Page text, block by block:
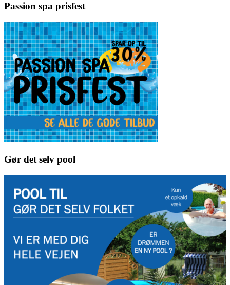
Passion spa prisfest
Gør det selv pool